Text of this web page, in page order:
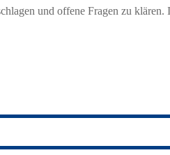
und offene Fragen zu